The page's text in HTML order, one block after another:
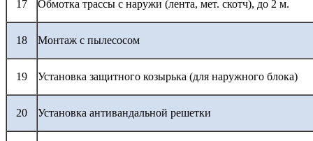
17 Обмотка трассы с наружи (лента, мет. скотч), до 2 м.
18 Монтаж с пылесосом
19 Установка защитного козырька (для наружного блока)
20 Установка антивандальной решетки